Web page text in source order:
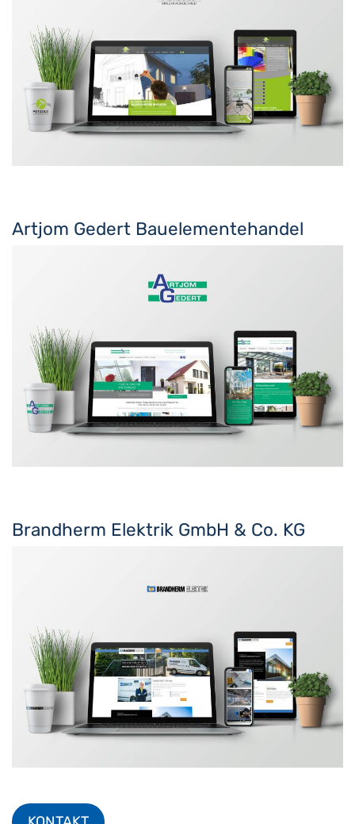
Artjom Gedert Bauelementehandel
Brandherm Elektrik GmbH & Co. KG